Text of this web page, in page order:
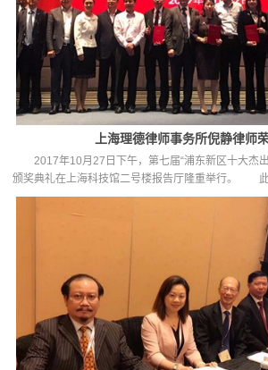
上海理德律师事务所倪静律师
2017年10月27日下午，第七届“浦东新区十大杰出
颁奖典礼在上海科技馆二号楼报告厅隆重举行。